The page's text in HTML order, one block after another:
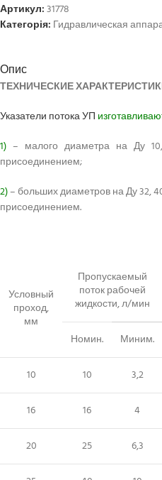
Артикул:31778
Категорія: Гидравлическая
Опис
ТЕХНИЧЕСКИЕ
Указатели потока УП
1) – малого диаметра на Ду
присоединением;
2)– больших диаметров на Ду 32,
присоединением.
Условный
проход,
мм
Пропускаемый
поток рабочей
жидкости, л/мин
Номин. Миним.
10 10 3,2
16 16 4
20 25 6,3